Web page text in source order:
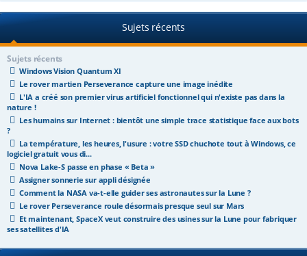
r
Sujets récents
Sujets récents
Windows Vision Quantum XI
Le rover martien Perseverance capture une image inédite
L'IA a créé son premier virus artificiel fonctionnel qui n'existe pas dans la
nature !
Les humains sur Internet : bientôt une simple trace statistique face aux bots
?
La température, les heures, l'usure : votre SSD chuchote tout à Windows, ce
logiciel gratuit vous di...
Nova Lake-S passe en phase « Beta »
Assigner sonnerie sur appli désignée
Comment la NASA va-t-elle guider ses astronautes sur la Lune ?
Le rover Perseverance roule désormais presque seul sur Mars
Et maintenant, SpaceX veut construire des usines sur la Lune pour fabriquer
ses satellites d'IA